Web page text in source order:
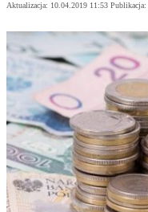
Aktualizacja: 10.04.2019 11:53 Publikacja: